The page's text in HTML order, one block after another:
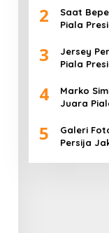
2
Saat
Piala
3
Jersey
Piala
4
Marko
Juara
5
Galeri
Persija